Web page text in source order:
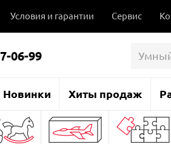
Условия и гарантии Сервис
06-99
Новинки Хиты продаж